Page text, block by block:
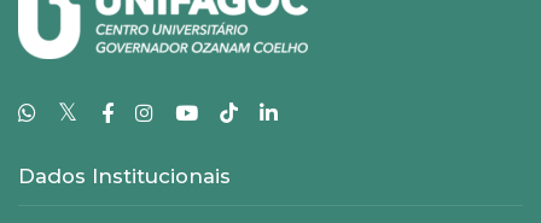
𝕏
Dados Institucionais